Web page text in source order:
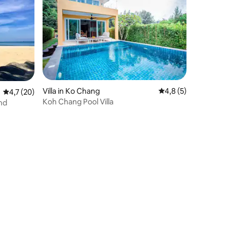
Gemiddelde beoordeling van 4,7 op 5, 20 recensies
4,7 (20)
Villa in Ko Chang Gemiddelde
4,8 (5)
Koh Chang Pool Villa